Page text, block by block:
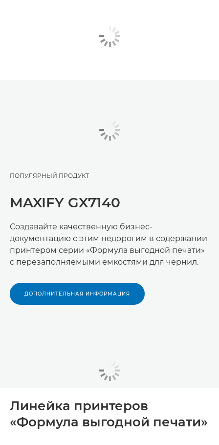
ПОПУЛЯРНЫЙ ПРОДУКТ
MAXIFY GX7140
Создавайте качественную бизнес-
документацию с этим недорогим в содержании
принтером серии «Формула выгодной печати»
с перезаполняемыми емкостями для чернил.
ДОПОЛНИТЕЛЬНАЯ ИНФОРМАЦИЯ
Линейка принтеров
«Формула выгодной печати»